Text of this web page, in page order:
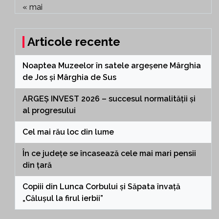
« mai
Articole recente
Noaptea Muzeelor în satele argeșene Mârghia
de Jos și Mârghia de Sus
ARGEȘ INVEST 2026 – succesul normalității și
al progresului
Cel mai rău loc din lume
În ce județe se încasează cele mai mari pensii
din țară
Copiii din Lunca Corbului și Săpata învață
„Călușul la firul ierbii”